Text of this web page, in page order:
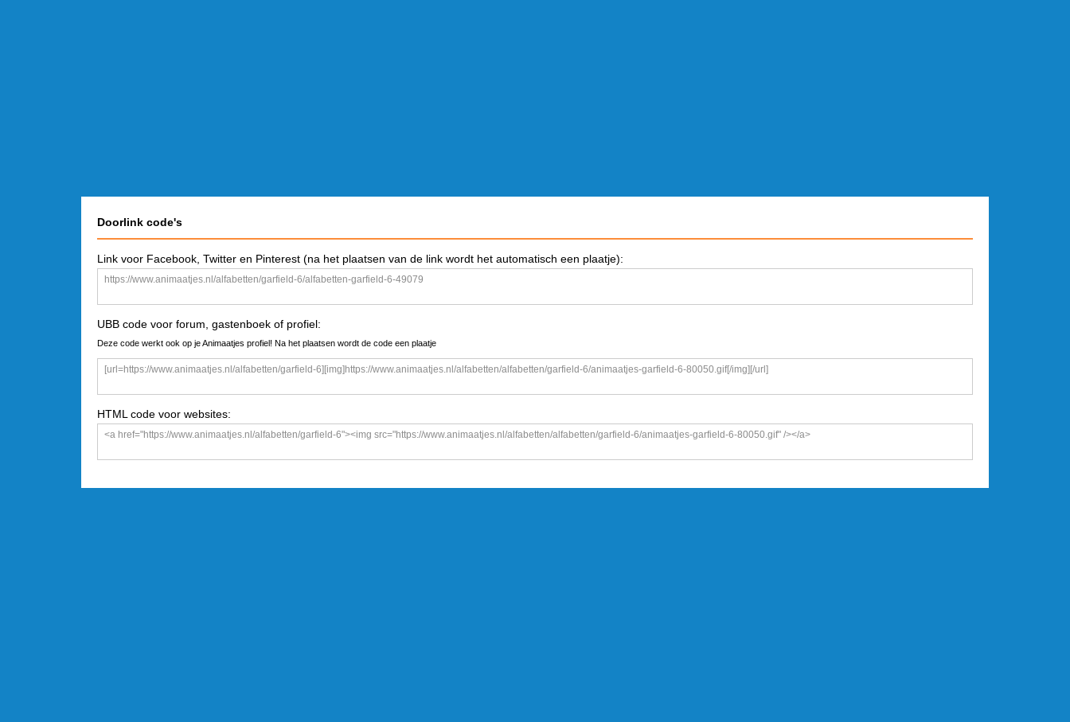
Doorlink code's
Link voor Facebook, Twitter en Pinterest (na het plaatsen van de link wordt het automatisch een plaatje):
UBB code voor forum, gastenboek of profiel:
Deze code werkt ook op je Animaatjes profiel! Na het plaatsen wordt de code een plaatje
HTML code voor websites: